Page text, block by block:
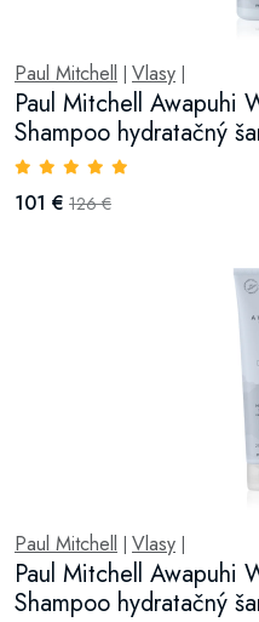
Paul Mitchell Vlasy
Paul Mitchell Awapuhi
Shampoo hydratačný
101 € 126 €
Paul Mitchell Vlasy
Paul Mitchell Awapuhi
Shampoo hydratačný